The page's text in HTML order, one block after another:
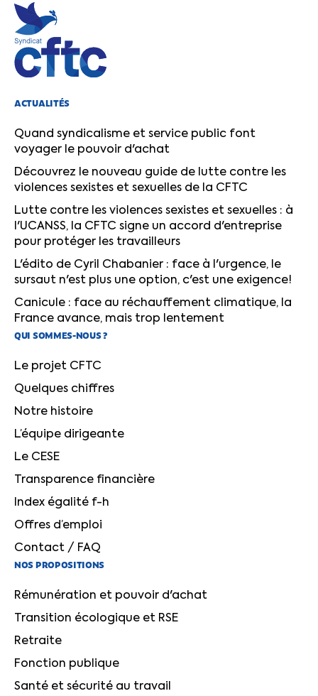
ACTUALITÉS
Quand syndicalisme et service public font
voyager le pouvoir d'achat
Découvrez le nouveau guide de lutte contre les
violences sexistes et sexuelles de la CFTC
Lutte contre les violences sexistes et sexuelles : à
l'UCANSS, la CFTC signe un accord d'entreprise
pour protéger les travailleurs
L'édito de Cyril Chabanier : face à l'urgence, le
sursaut n'est plus une option, c'est une exigence!
Canicule : face au réchauffement climatique, la
France avance, mais trop lentement
QUI SOMMES-NOUS ?
Le projet CFTC
Quelques chiffres
Notre histoire
L’équipe dirigeante
Le CESE
Transparence financière
Index égalité f-h
Offres d’emploi
Contact / FAQ
NOS PROPOSITIONS
Rémunération et pouvoir d'achat
Transition écologique et RSE
Retraite
Fonction publique
Santé et sécurité au travail